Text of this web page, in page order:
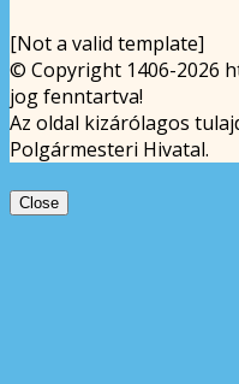
[Not a valid template]
© Copyright 1406-2026
jog fenntartva!
Az oldal kizárólagos
Polgármesteri Hivatal.
Close